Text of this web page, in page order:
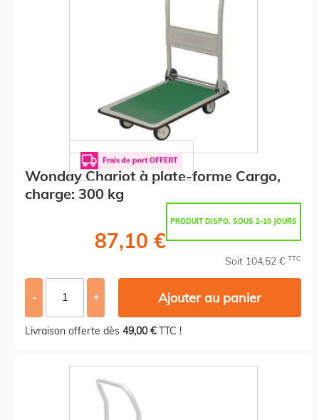
Wonday Chariot à plate-forme Cargo,
charge: 300 kg
PRODUIT DISPO. SOUS 2-10 JOURS
87,10 €
Soit 104,52 € TTC
- + Ajouter au panier
Livraison offerte dès 49,00 €TTC !